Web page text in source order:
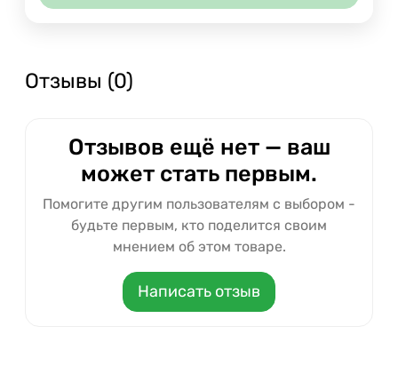
Отзывы (0)
Отзывов ещё нет — ваш
может стать первым.
Помогите другим пользователям с выбором -
будьте первым, кто поделится своим
мнением об этом товаре.
Написать отзыв